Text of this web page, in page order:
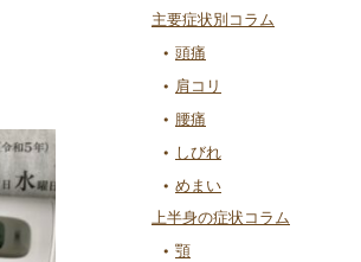
主要症状別コラム
頭痛
肩コリ
腰痛
しびれ
めまい
上半身の症状コラム
顎